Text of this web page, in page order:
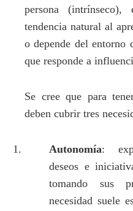
persona
tendencia natural al
o depende del entorno
que responde a
Se cree que para
deben cubrir tres
Autonomía:
deseos e
tomando sus
necesidad suele